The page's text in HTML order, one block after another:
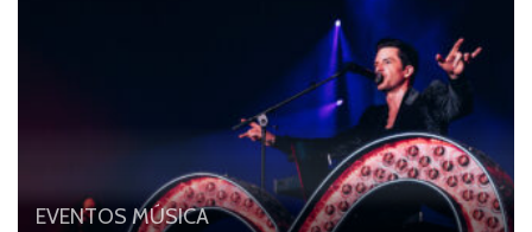
EVENTOS MÚSICA